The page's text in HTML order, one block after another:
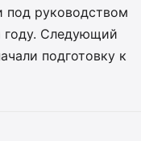
под руководством
году. Следующий
подготовку к